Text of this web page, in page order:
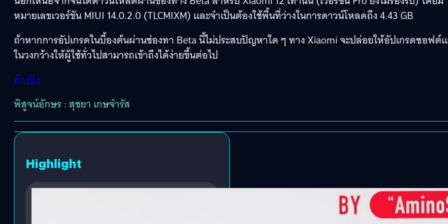
หมายเลขเวอร์ขัน MIUI 14.0.2.0 (TLCMIXM) และจำเป็นต้องใช้พื้นที่ว่างในการดาวน์โหลดถึง 4.43 GB
ถ้าหากการอัปเกรดในบื้องต้นผ่านช่องทา Beta นี้ไม่ประสบปัญหาใด ๆ ทาง Xiaomi จะปล่อยให้อัปเกรดซอฟต์
ในวงกว้างให้ผู้ใช้ทั่วไปสามารถเข้าถึงได้ง่ายขึ้นต่อไป
อ้างอิง
พิสูจน์อักษร : สุชยา เกษจำรัส
Highlight